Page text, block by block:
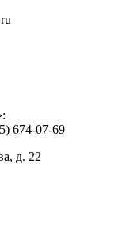
674-07-69
д. 22